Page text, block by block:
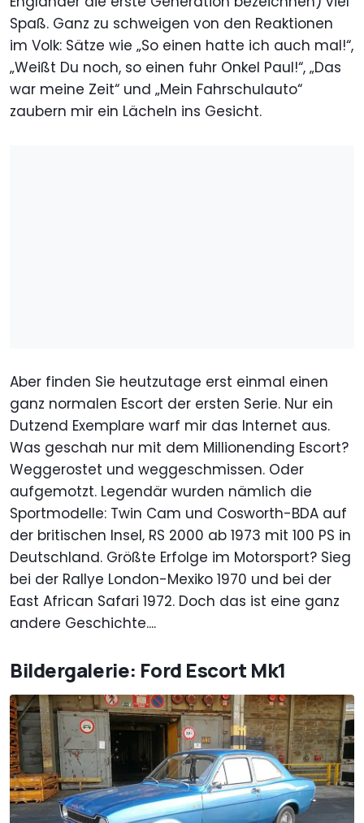
Spaß. Ganz zu schweigen von den Reaktionen
im Volk: Sätze wie „So einen hatte ich auch mal!“,
„Weißt Du noch, so einen fuhr Onkel Paul!“, „Das
war meine Zeit“ und „Mein Fahrschulauto“
zaubern mir ein Lächeln ins Gesicht.
Aber finden Sie heutzutage erst einmal einen
ganz normalen Escort der ersten Serie. Nur ein
Dutzend Exemplare warf mir das Internet aus.
Was geschah nur mit dem Millionending Escort?
Weggerostet und weggeschmissen. Oder
aufgemotzt. Legendär wurden nämlich die
Sportmodelle: Twin Cam und Cosworth-BDA auf
der britischen Insel, RS 2000 ab 1973 mit 100 PS in
Deutschland. Größte Erfolge im Motorsport? Sieg
bei der Rallye London-Mexiko 1970 und bei der
East African Safari 1972. Doch das ist eine ganz
andere Geschichte....
Bildergalerie: Ford Escort Mk1